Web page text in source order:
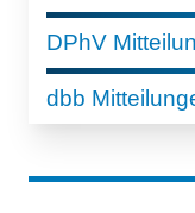
DPhV
dbb